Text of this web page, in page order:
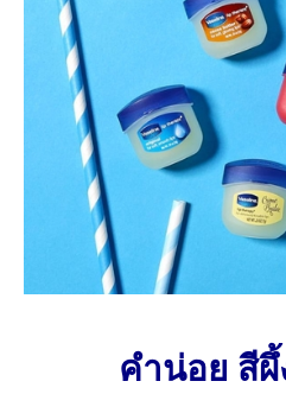
คำน่อย สีผึ้